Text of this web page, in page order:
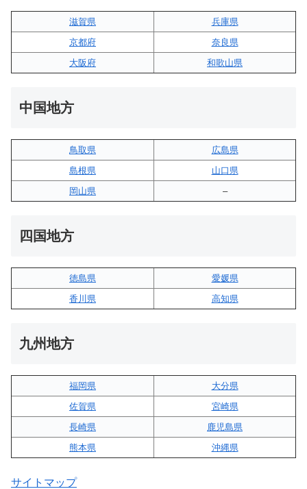
滋賀県
兵庫県
京都府
奈良県
大阪府
和歌山県
中国地方
鳥取県
広島県
島根県
山口県
岡山県
–
四国地方
徳島県
愛媛県
香川県
高知県
九州地方
福岡県
大分県
佐賀県
宮崎県
長崎県
鹿児島県
熊本県
沖縄県
サイトマップ